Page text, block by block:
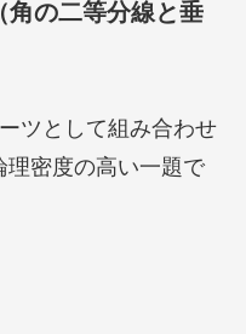
角の二等分線と垂
ツとして組み合わせ
理密度の高い一題で